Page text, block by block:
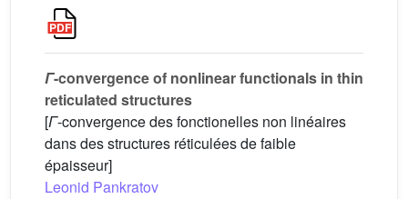
Γ-convergence of nonlinear functionals in thin
reticulated structures
[Γ-convergence des fonctionelles non linéaires
dans des structures réticulées de faible
épaisseur]
Leonid Pankratov